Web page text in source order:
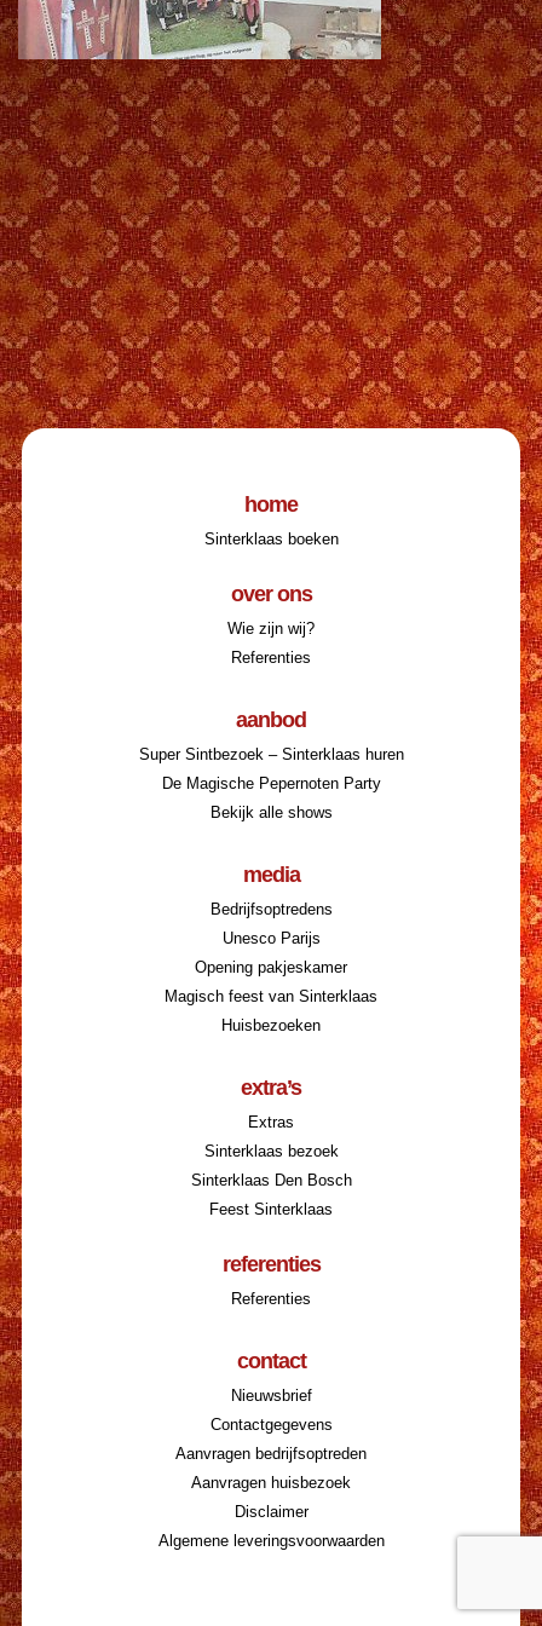
home
Sinterklaas boeken
over ons
Wie zijn wij?
Referenties
aanbod
Super Sintbezoek – Sinterklaas huren
De Magische Pepernoten Party
Bekijk alle shows
media
Bedrijfsoptredens
Unesco Parijs
Opening pakjeskamer
Magisch feest van Sinterklaas
Huisbezoeken
extra’s
Extras
Sinterklaas bezoek
Sinterklaas Den Bosch
Feest Sinterklaas
referenties
Referenties
contact
Nieuwsbrief
Contactgegevens
Aanvragen bedrijfsoptreden
Aanvragen huisbezoek
Disclaimer
Algemene leveringsvoorwaarden